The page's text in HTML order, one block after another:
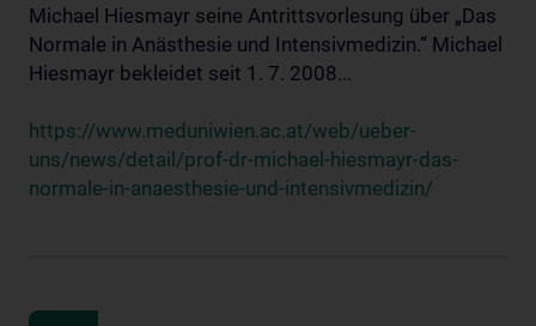
Michael Hiesmayr seine Antrittsvorlesung über „Das
Normale in Anästhesie und Intensivmedizin.“ Michael
Hiesmayr bekleidet seit 1. 7. 2008...
https://www.meduniwien.ac.at/web/ueber-
uns/news/detail/prof-dr-michael-hiesmayr-das-
normale-in-anaesthesie-und-intensivmedizin/